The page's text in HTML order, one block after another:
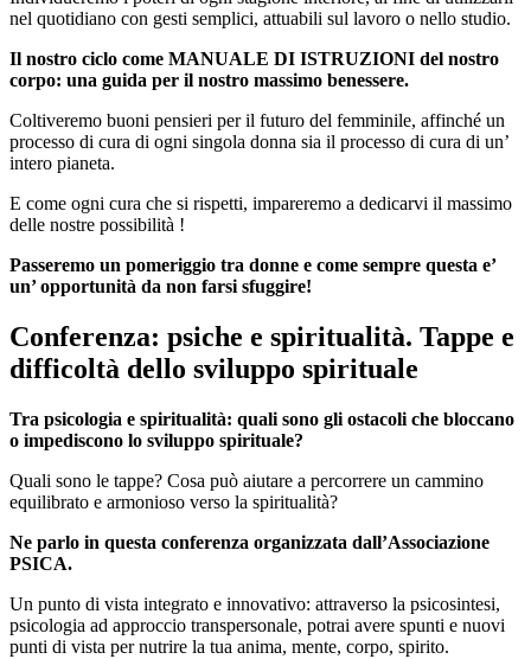
nel quotidiano con gesti semplici, attuabili sul lavoro o nello studio.
Il nostro ciclo come MANUALE DI ISTRUZIONI del nostro
corpo: una guida per il nostro massimo benessere.
Coltiveremo buoni pensieri per il futuro del femminile, affinché un
processo di cura di ogni singola donna sia il processo di cura di un’
intero pianeta.
E come ogni cura che si rispetti, impareremo a dedicarvi il massimo
delle nostre possibilità !
Passeremo un pomeriggio tra donne e come sempre questa e’
un’ opportunità da non farsi sfuggire!
Conferenza: psiche e spiritualità. Tappe e
difficoltà dello sviluppo spirituale
Tra psicologia e spiritualità: quali sono gli ostacoli che bloccano
o impediscono lo sviluppo spirituale?
Quali sono le tappe? Cosa può aiutare a percorrere un cammino
equilibrato e armonioso verso la spiritualità?
Ne parlo in questa conferenza organizzata dall’Associazione
PSICA.
Un punto di vista integrato e innovativo: attraverso la psicosintesi,
psicologia ad approccio transpersonale, potrai avere spunti e nuovi
punti di vista per nutrire la tua anima, mente, corpo, spirito.